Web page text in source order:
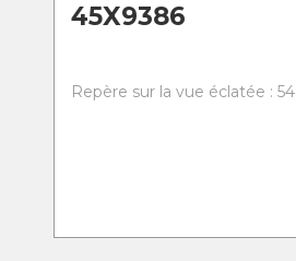
45X9386
Repère sur la vue éclatée : 54